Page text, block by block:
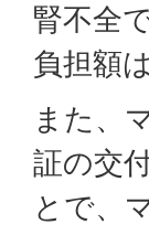
腎不全
負担額
また、
証の交
とで、